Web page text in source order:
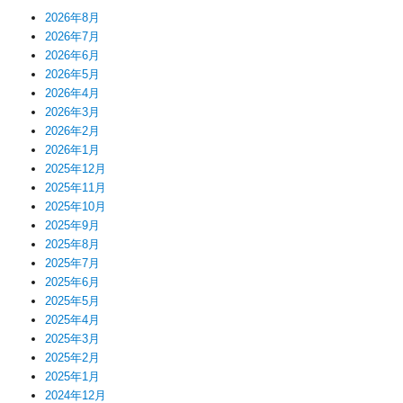
2026年8月
2026年7月
2026年6月
2026年5月
2026年4月
2026年3月
2026年2月
2026年1月
2025年12月
2025年11月
2025年10月
2025年9月
2025年8月
2025年7月
2025年6月
2025年5月
2025年4月
2025年3月
2025年2月
2025年1月
2024年12月